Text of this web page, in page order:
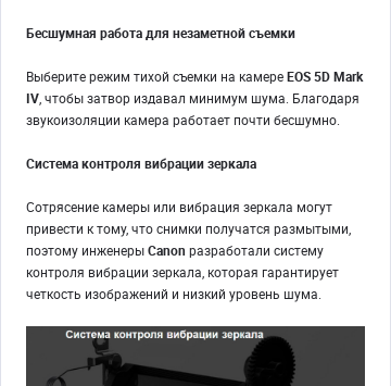
Бесшумная работа для незаметной съемки
Выберите режим тихой съемки на камереEOS 5D Mark
IV, чтобы затвор издавал минимум шума. Благодаря
звукоизоляции камера работает почти бесшумно.
Система контроля вибрации зеркала
Сотрясение камеры или вибрация зеркала могут
привести к тому, что снимки получатся размытыми,
поэтому инженерыCanon разработали систему
контроля вибрации зеркала, которая гарантирует
четкость изображений и низкий уровень шума.